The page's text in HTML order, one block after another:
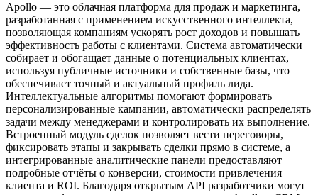
Apollo — это облачная платформа для продаж и маркетинга,
разработанная с применением искусственного интеллекта,
позволяющая компаниям ускорять рост доходов и повышать
эффективность работы с клиентами. Система автоматически
собирает и обогащает данные о потенциальных клиентах,
используя публичные источники и собственные базы, что
обеспечивает точный и актуальный профиль лида.
Интеллектуальные алгоритмы помогают формировать
персонализированные кампании, автоматически распределять
задачи между менеджерами и контролировать их выполнение.
Встроенный модуль сделок позволяет вести переговоры,
фиксировать этапы и закрывать сделки прямо в системе, а
интегрированные аналитические панели предоставляют
подробные отчёты о конверсии, стоимости привлечения
клиента и ROI. Благодаря открытым API разработчики могут